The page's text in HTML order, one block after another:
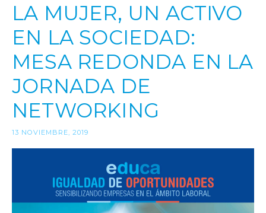
LA MUJER, UN ACTIVO
EN LA SOCIEDAD:
MESA REDONDA EN LA
JORNADA DE
NETWORKING
13 NOVIEMBRE, 2019